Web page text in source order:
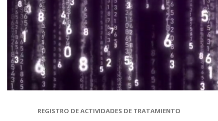
REGISTRO DE ACTIVIDADES DE TRATAMIENTO